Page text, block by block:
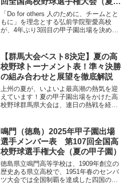
甲子園）
「Do for others 人のために、チームとと
もに」を理念とする弘前学院聖愛高校
が、4年ぶり3回目の甲子園出場を決めま
強・青森山田と八戸学院光星を破っての
甲子...
【群馬大会ベスト8決定】夏の高
校野球トーナメント表！準々決勝
の組み合わせと展望を徹底解説
上州の夏が、いよいよ最高潮の熱気を迎
えています！夏の甲子園出場をかけた高
校野球群馬県大会は、連日の熱戦を経
に、甲子園常連の前橋育英、名門・桐生
第一など、強豪校がひしめき...
鳴門（徳島）2025年甲子園出場
選手メンバー表 第107回全国高
校野球選手権大会（夏の甲子園）
徳島県立鳴門高等学校は、1909年創立の
歴史ある県立高校で、1951年春のセンバ
ツ大会では全国制覇を達成した四国の名